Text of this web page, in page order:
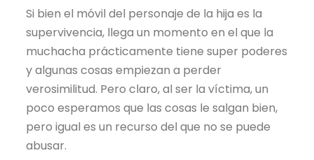
Si bien el móvil del personaje de la hija es la
supervivencia, llega un momento en el que la
muchacha prácticamente tiene super poderes
y algunas cosas empiezan a perder
verosimilitud. Pero claro, al ser la víctima, un
poco esperamos que las cosas le salgan bien,
pero igual es un recurso del que no se puede
abusar.